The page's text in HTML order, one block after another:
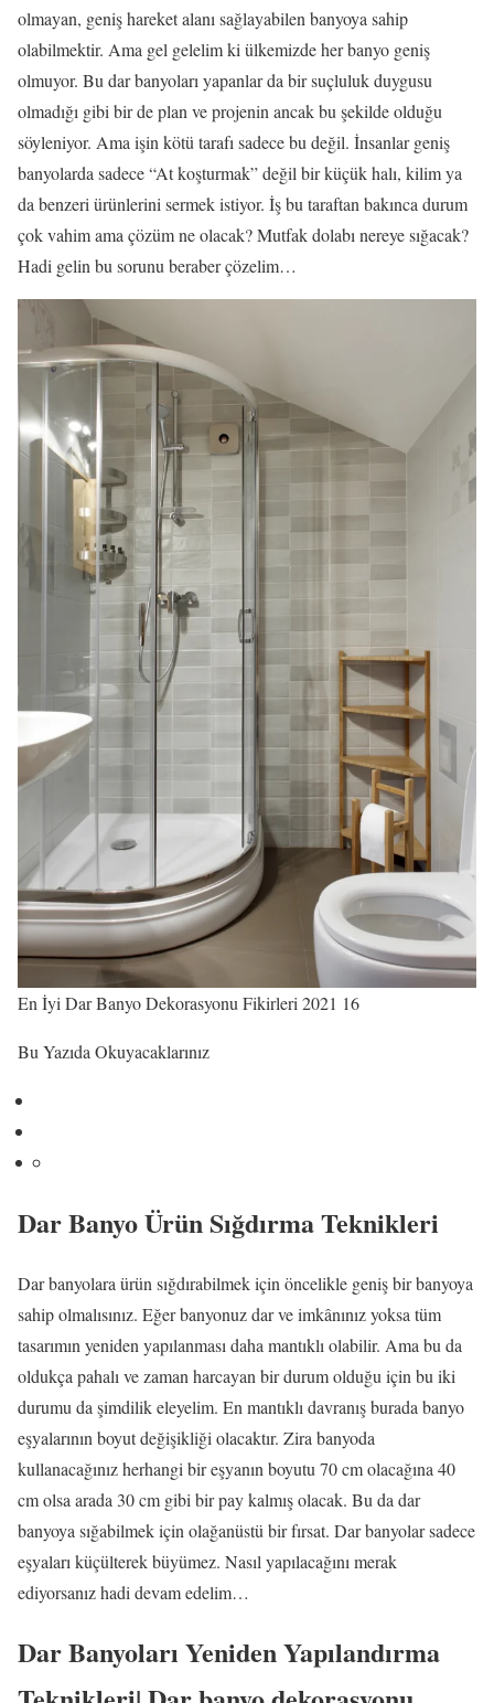
olmayan, geniş hareket alanı sağlayabilen banyoya sahip
olabilmektir. Ama gel gelelim ki ülkemizde her banyo geniş
olmuyor. Bu dar banyoları yapanlar da bir suçluluk duygusu
olmadığı gibi bir de plan ve projenin ancak bu şekilde olduğu
söyleniyor. Ama işin kötü tarafı sadece bu değil. İnsanlar geniş
banyolarda sadece “At koşturmak” değil bir küçük halı, kilim ya
da benzeri ürünlerini sermek istiyor. İş bu taraftan bakınca durum
çok vahim ama çözüm ne olacak? Mutfak dolabı nereye sığacak?
Hadi gelin bu sorunu beraber çözelim…
En İyi Dar Banyo Dekorasyonu Fikirleri 2021 16
Bu Yazıda Okuyacaklarınız
Dar Banyo Ürün Sığdırma Teknikleri
Dar banyolara ürün sığdırabilmek için öncelikle geniş bir banyoya
sahip olmalısınız. Eğer banyonuz dar ve imkânınız yoksa tüm
tasarımın yeniden yapılanması daha mantıklı olabilir. Ama bu da
oldukça pahalı ve zaman harcayan bir durum olduğu için bu iki
durumu da şimdilik eleyelim. En mantıklı davranış burada banyo
eşyalarının boyut değişikliği olacaktır. Zira banyoda
kullanacağınız herhangi bir eşyanın boyutu 70 cm olacağına 40
cm olsa arada 30 cm gibi bir pay kalmış olacak. Bu da dar
banyoya sığabilmek için olağanüstü bir fırsat. Dar banyolar sadece
eşyaları küçülterek büyümez. Nasıl yapılacağını merak
ediyorsanız hadi devam edelim…
Dar Banyoları Yeniden Yapılandırma